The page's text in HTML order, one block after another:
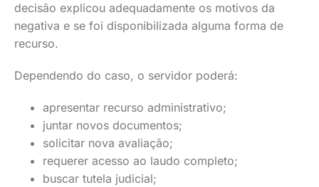
decisão explicou adequadamente os motivos da
negativa e se foi disponibilizada alguma forma de
recurso.
Dependendo do caso, o servidor poderá:
apresentar recurso administrativo;
juntar novos documentos;
solicitar nova avaliação;
requerer acesso ao laudo completo;
buscar tutela judicial;